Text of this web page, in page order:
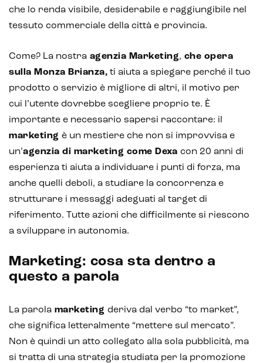
Intelligenza Artificiale e AR VR -
IoT (Internet of Things)
Intelligenza artificiale
che lo renda visibile, desiderabile e raggiungibile nel
tessuto commerciale della città e provincia.
Come? La nostra agenzia Marketing, che opera
sulla Monza Brianza, ti aiuta a spiegare perché il tuo
prodotto o servizio è migliore di altri, il motivo per
cui l’utente dovrebbe scegliere proprio te. È
importante e necessario sapersi raccontare: il
marketing è un mestiere che non si improvvisa e
un’agenzia di marketing come Dexa con 20 anni di
esperienza ti aiuta a individuare i punti di forza, ma
anche quelli deboli, a studiare la concorrenza e
strutturare i messaggi adeguati al target di
riferimento. Tutte azioni che difficilmente si riescono
a sviluppare in autonomia.
Marketing: cosa sta dentro a
questo a parola
La parola marketing deriva dal verbo “to market”,
che significa letteralmente “mettere sul mercato”.
Non è quindi un atto collegato alla sola pubblicità, ma
si tratta di una strategia studiata per la promozione